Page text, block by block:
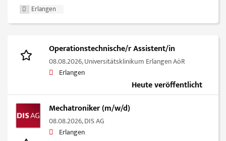
Erlangen
Operationstechnische/r Assistent/in
08.08.2026,Universitätsklinikum Erlangen AöR
Erlangen
Heute veröffentlicht
Mechatroniker (m/w/d)
08.08.2026,DIS AG
Erlangen